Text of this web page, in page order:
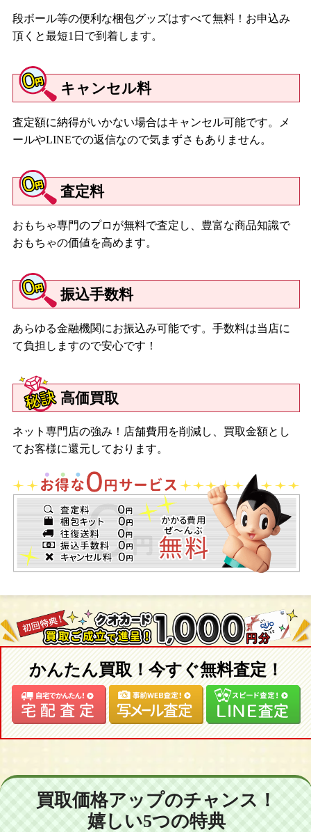
段ボール等の便利な梱包グッズはすべて無料！お申込み
頂くと最短1日で到着します。
キャンセル料
査定額に納得がいかない場合はキャンセル可能です。メ
ールやLINEでの返信なので気まずさもありません。
査定料
おもちゃ専門のプロが無料で査定し、豊富な商品知識で
おもちゃの価値を高めます。
振込手数料
あらゆる金融機関にお振込み可能です。手数料は当店に
て負担しますので安心です！
高価買取
ネット専門店の強み！店舗費用を削減し、買取金額とし
てお客様に還元しております。
かんたん買取！今すぐ無料査定！
買取価格アップのチャンス！
嬉しい5つの特典